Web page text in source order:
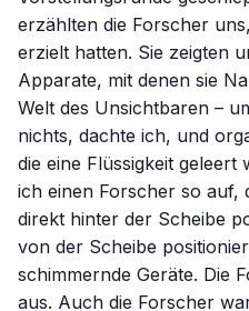
erzählten die Forscher
erzielt hatten. Sie zeigten
Apparate, mit denen sie
Welt des Unsichtbaren –
nichts, dachte ich, und
die eine Flüssigkeit geleert
ich einen Forscher so auf,
direkt hinter der Scheibe
von der Scheibe
schimmernde Geräte. Die
aus. Auch die Forscher